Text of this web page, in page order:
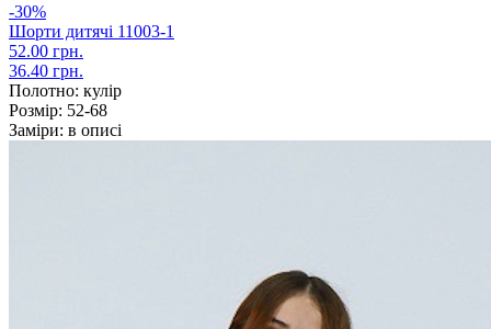
-30%
Шорти дитячі 11003-1
52.00 грн.
36.40 грн.
Полотно: кулір
Розмір: 52-68
Заміри: в описі